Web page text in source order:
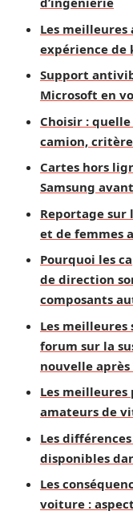
Les
expérience
Support
Microsoft en
Choisir :
camion,
Cartes hors
Samsung
Reportage sur
et de femmes
Pourquoi les
de direction
composants
Les
forum sur la
nouvelle après
Les
amateurs de
Les
disponibles
Les
voiture :